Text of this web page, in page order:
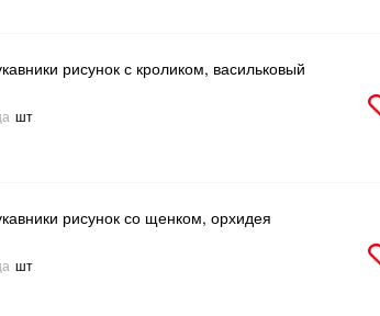
рисунок с кроликом, васильковый
шт
рисунок со щенком, орхидея
шт